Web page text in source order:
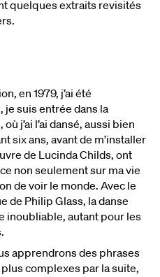
quelques extraits revisités
en 1979, j’ai été
je suis entrée dans la
j’ai l’ai dansé, aussi bien
six ans, avant de m’installer
de Lucinda Childs, ont
non seulement sur ma vie
de voir le monde. Avec le
de Philip Glass, la danse
inoubliable, autant pour les
apprendrons des phrases
complexes par la suite,